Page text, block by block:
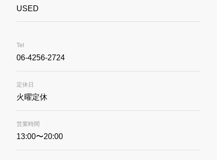
USED
Tel
06-4256-2724
定休日
火曜定休
営業時間
13:00〜20:00